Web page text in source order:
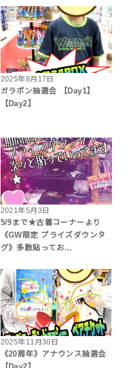
2025年8月17日
ガラポン抽選会 【Day1】
【Day2】
2021年5月3日
5/9まで★古着コーナーより
《GW限定 プライズダウンタ
グ》多数貼ってお…
2025年11月30日
《20周年》アナウンス抽選会